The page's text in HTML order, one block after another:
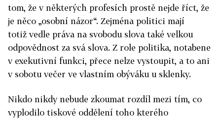
tom, že v některých profesích prostě nejde říct, že
je něco „osobní názor“. Zejména politici mají
totiž vedle práva na svobodu slova také velkou
odpovědnost za svá slova. Z role politika, notabene
v exekutivní funkci, přece nelze vystoupit, a to ani
v sobotu večer ve vlastním obýváku u sklenky.
Nikdo nikdy nebude zkoumat rozdíl mezi tím, co
vyplodilo tiskové oddělení toho kterého